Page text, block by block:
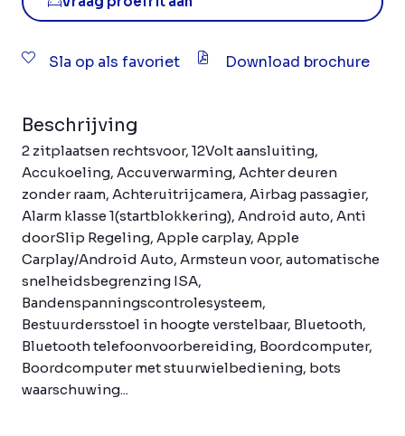
Sla op als favoriet Download brochure
Beschrijving
2 zitplaatsen rechtsvoor, 12Volt aansluiting,
Accukoeling, Accuverwarming, Achter deuren
zonder raam, Achteruitrijcamera, Airbag passagier,
Alarm klasse 1(startblokkering), Android auto, Anti
doorSlip Regeling, Apple carplay, Apple
Carplay/Android Auto, Armsteun voor, automatische
snelheidsbegrenzing ISA,
Bandenspanningscontrolesysteem,
Bestuurdersstoel in hoogte verstelbaar, Bluetooth,
Bluetooth telefoonvoorbereiding, Boordcomputer,
Boordcomputer met stuurwielbediening, bots
waarschuwing...